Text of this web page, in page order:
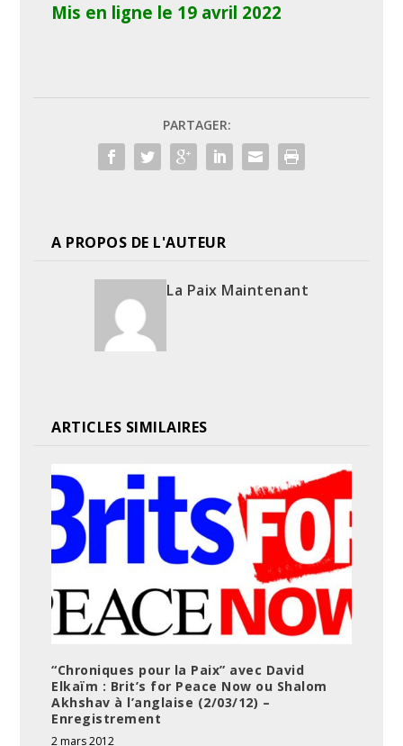
Mis en ligne le 19 avril 2022
PARTAGER:
A PROPOS DE L'AUTEUR
La Paix Maintenant
ARTICLES SIMILAIRES
“Chroniques pour la Paix” avec David
Elkaïm : Brit’s for Peace Now ou Shalom
Akhshav à l’anglaise (2/03/12) –
Enregistrement
2 mars 2012